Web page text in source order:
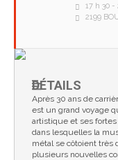
17 h 30 -
2199
DÉTAILS
Après 30 ans de
est un grand voyage
artistique et ses
dans lesquelles la
métal se côtoient très
plusieurs nouvelles